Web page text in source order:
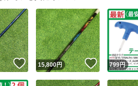
いいね！
15,800円 いいね！
799円